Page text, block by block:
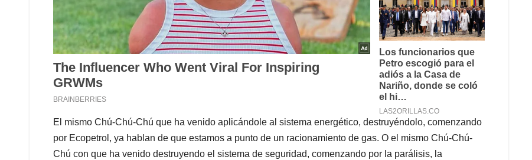
El mismo Chú-Chú-Chú que ha venido aplicándole al sistema energético, destruyéndolo, comenzando
por Ecopetrol, ya hablan de que estamos a punto de un racionamiento de gas. O el mismo Chú-Chú-
Chú con que ha venido destruyendo el sistema de seguridad, comenzando por la parálisis, la